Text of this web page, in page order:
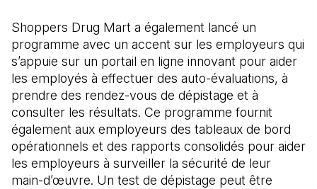
Shoppers Drug Mart a également lancé un
programme avec un accent sur les employeurs qui
s’appuie sur un portail en ligne innovant pour aider
les employés à effectuer des auto-évaluations, à
prendre des rendez-vous de dépistage et à
consulter les résultats. Ce programme fournit
également aux employeurs des tableaux de bord
opérationnels et des rapports consolidés pour aider
les employeurs à surveiller la sécurité de leur
main-d’œuvre. Un test de dépistage peut être